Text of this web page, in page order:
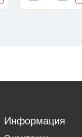
Информация